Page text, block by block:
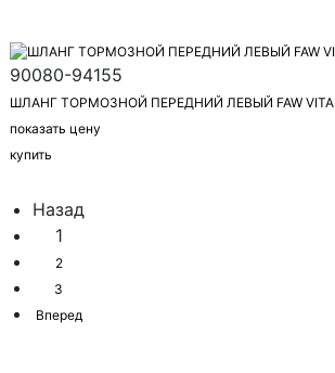
90080-94155
ШЛАНГ ТОРМОЗНОЙ ПЕРЕДНИЙ ЛЕВЫЙ FAW VITA
показать цену
купить
Назад
1
2
3
Вперед